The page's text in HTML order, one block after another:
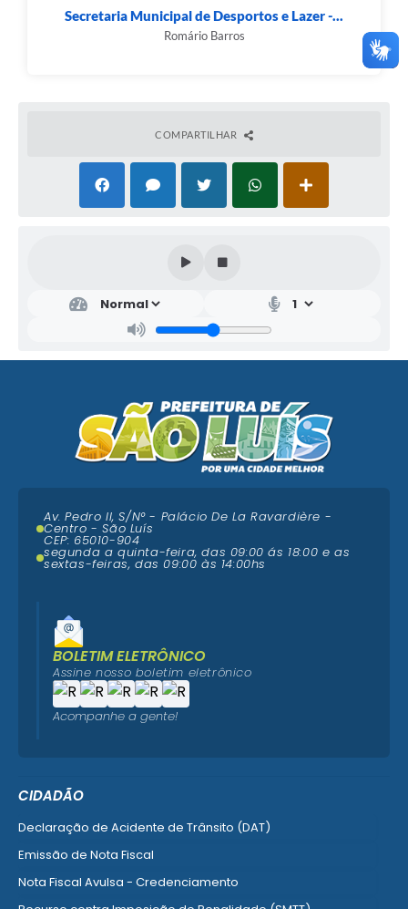
Secretaria Municipal de Desportos e Lazer -...
Romário Barros
COMPARTILHAR
CIDADÃO
Declaração de Acidente de Trânsito (DAT)
Emissão de Nota Fiscal
Nota Fiscal Avulsa - Credenciamento
Av. Pedro II, S/N° - Palácio De La Ravardière -
Centro - São Luís
CEP: 65010-904
segunda a quinta-feira, das 09:00 ás 18:00 e as
sextas-feiras, das 09:00 às 14:00hs
BOLETIM ELETRÔNICO
Assine nosso boletim eletrônico
Acompanhe a gente!